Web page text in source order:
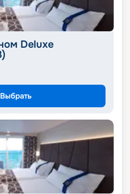
Deluxe
Выбрать